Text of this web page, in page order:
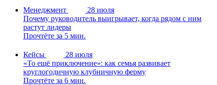
Менеджмент
28 июля
Почему руководитель выигрывает, когда рядом с ним
растут лидеры
Прочтёте за 5 мин.
Кейсы
28 июля
«То ещё приключение»: как семья развивает
круглогодичную клубничную ферму
Прочтёте за 6 мин.